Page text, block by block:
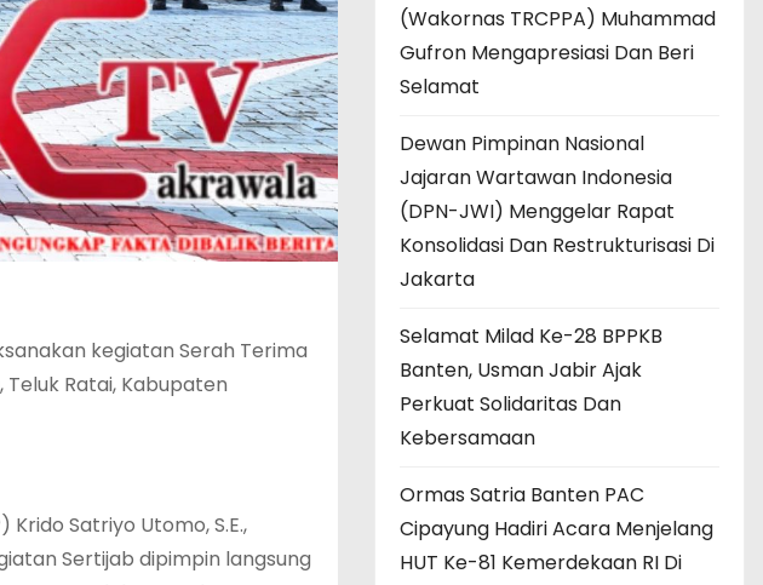
kegiatan Serah Terima
Ratai, Kabupaten
Satriyo Utomo, S.E.,
Sertijab dipimpin langsung
(Wakornas TRCPPA) Muhammad
Gufron Mengapresiasi Dan Beri
Selamat
Dewan Pimpinan Nasional
Jajaran Wartawan Indonesia
(DPN-JWI) Menggelar Rapat
Konsolidasi Dan Restrukturisasi Di
Jakarta
Selamat Milad Ke-28 BPPKB
Banten, Usman Jabir Ajak
Perkuat Solidaritas Dan
Kebersamaan
Ormas Satria Banten PAC
Cipayung Hadiri Acara Menjelang
HUT Ke-81 Kemerdekaan RI Di